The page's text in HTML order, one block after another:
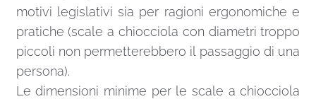
motivi legislativi sia per ragioni ergonomiche e
pratiche (scale a chiocciola con diametri troppo
piccoli non permetterebbero il passaggio di una
persona).
Le dimensioni minime per le scale a chiocciola